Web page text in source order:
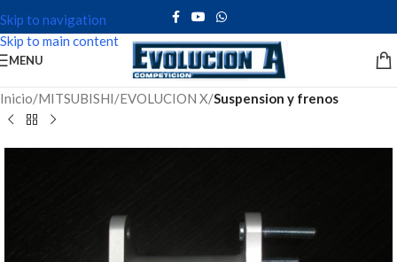
Skip to navigation
Skip to main content
MENU
Inicio MITSUBISHI EVOLUCION X Suspension y frenos